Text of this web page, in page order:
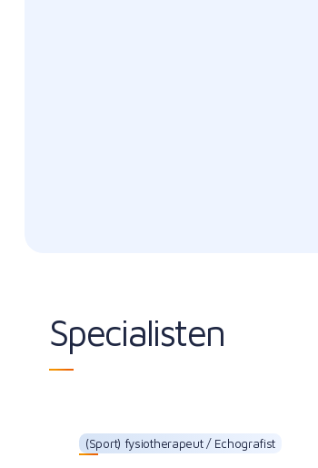
Specialisten
(Sport) fysiotherapeut / Echografist